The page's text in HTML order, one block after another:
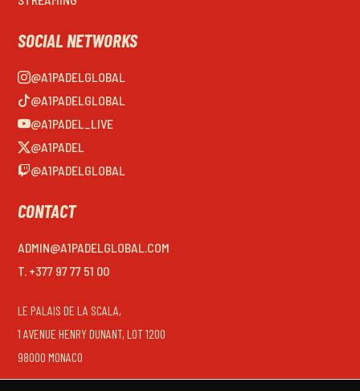
SOCIAL NETWORKS
@A1PADELGLOBAL
@A1PADELGLOBAL
@A1PADEL_LIVE
@A1PADEL
@A1PADELGLOBAL
CONTACT
ADMIN@A1PADELGLOBAL.COM
T. +377 97 77 51 00
LE PALAIS DE LA SCALA,
1 AVENUE HENRY DUNANT, LOT 1200
98000 MONACO